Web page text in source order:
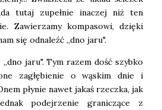
tutaj zupełnie inaczej niż ten
Zawierzamy kompasowi, dzięki
się odnaleźć ,,dno jaru".
jaru". Tym razem dość szybko
zagłębienie o wąskim dnie i
płynie nawet jakaś rzeczka, jak
podejrzenie graniczące z